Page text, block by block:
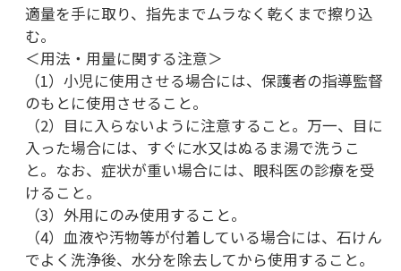
適量を手に取り、指先までムラなく乾くまで擦り込
む。
＜用法・用量に関する注意＞
（1）小児に使用させる場合には、保護者の指導監督
のもとに使用させること。
（2）目に入らないように注意すること。万一、目に
入った場合には、すぐに水又はぬるま湯で洗うこ
と。なお、症状が重い場合には、眼科医の診療を受
けること。
（3）外用にのみ使用すること。
（4）血液や汚物等が付着している場合には、石けん
でよく洗浄後、水分を除去してから使用すること。